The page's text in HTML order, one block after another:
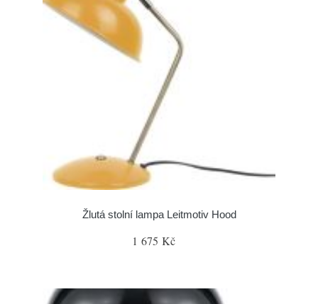
Žlutá stolní lampa Leitmotiv Hood
1 675 Kč